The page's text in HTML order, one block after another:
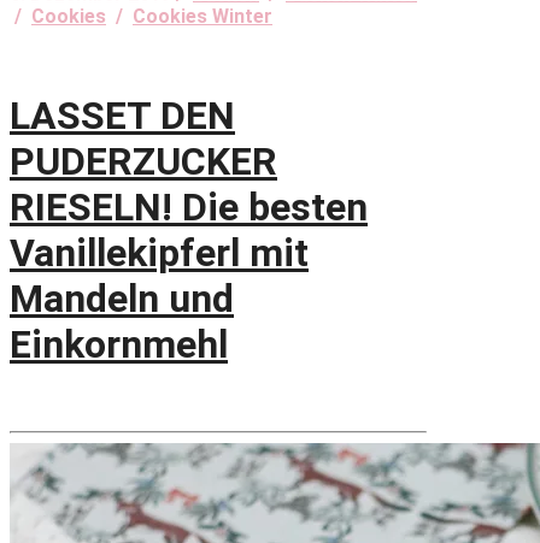
/ Cookies / Cookies Winter
LASSET DEN
PUDERZUCKER
RIESELN! Die besten
Vanillekipferl mit
Mandeln und
Einkornmehl